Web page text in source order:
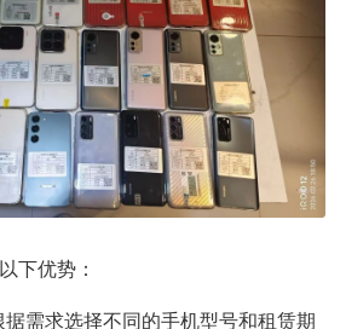
下优势：
需求选择不同的手机型号和租赁期